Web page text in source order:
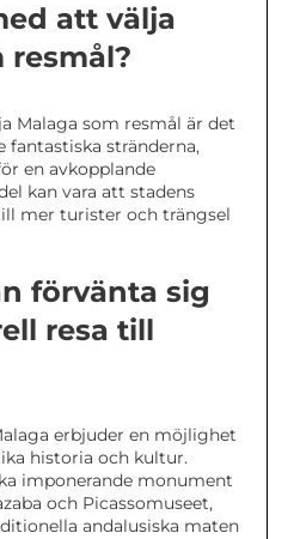
att välja
resmål?
Malaga som resmål är det
stränderna,
en avkopplande
kan vara att stadens
mer turister och trängsel
förvänta sig
resa till
erbjuder en möjlighet
historia och kultur.
imponerande monument
och Picassomuseet,
andalusiska maten